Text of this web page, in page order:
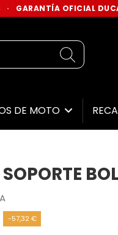
· GARANTÍA OFICIAL
DE MOTO
-57,32 €